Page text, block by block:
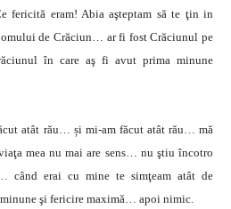
fericită eram! Abia aşteptam să te ţin in
de Crăciun… ar fi fost Crăciunul pe
în care aş fi avut prima minune
atât rău… și mi-am făcut atât rău… mă
mea nu mai are sens… nu ştiu încotro
când erai cu mine te simţeam atât de
şi fericire maximă… apoi nimic.